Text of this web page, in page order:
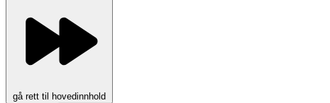
gå rett til hovedinnhold